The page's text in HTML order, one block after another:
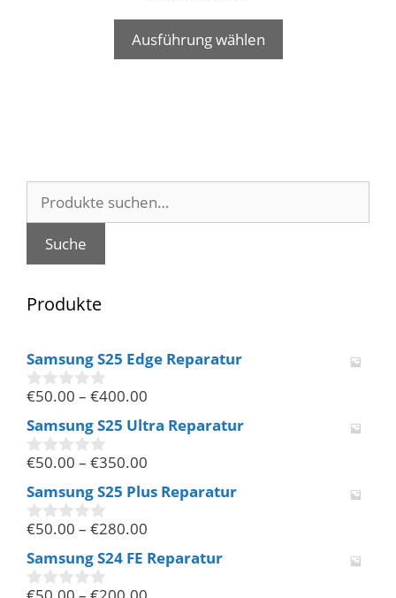
Ausführung wählen
nach:
Suche
Produkte
Samsung S25 Edge Reparatur
0
o
n
5
€50.00 – €400.00
Samsung S25 Ultra Reparatur
0
o
n
5
€50.00 – €350.00
Samsung S25 Plus Reparatur
0
o
n
5
€50.00 – €280.00
Samsung S24 FE Reparatur